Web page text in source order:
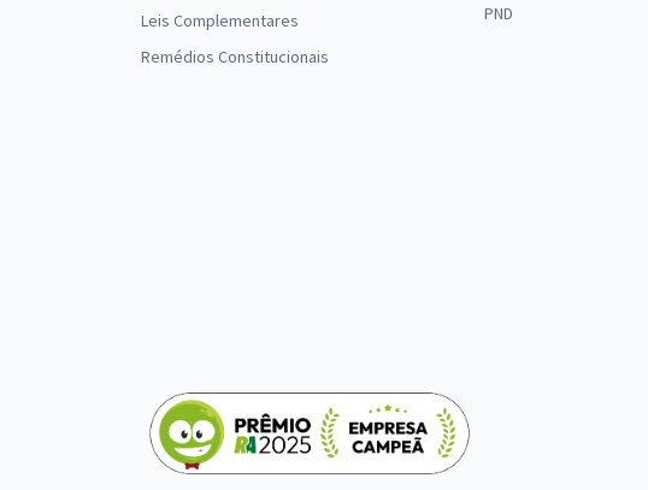
Leis Complementares
Remédios Constitucionais
PND